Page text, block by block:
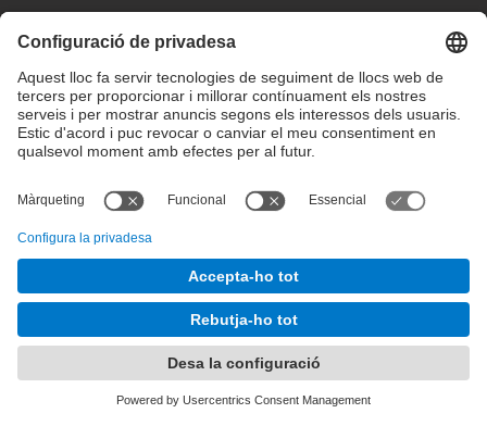
Configuració de privadesa
Condicions d’ús